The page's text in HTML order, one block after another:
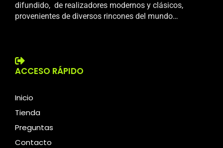
difundido, de realizadores modernos y clásicos,
provenientes de diversos rincones del mundo…
ACCESO RÁPIDO
Inicio
Tienda
Preguntas
Contacto